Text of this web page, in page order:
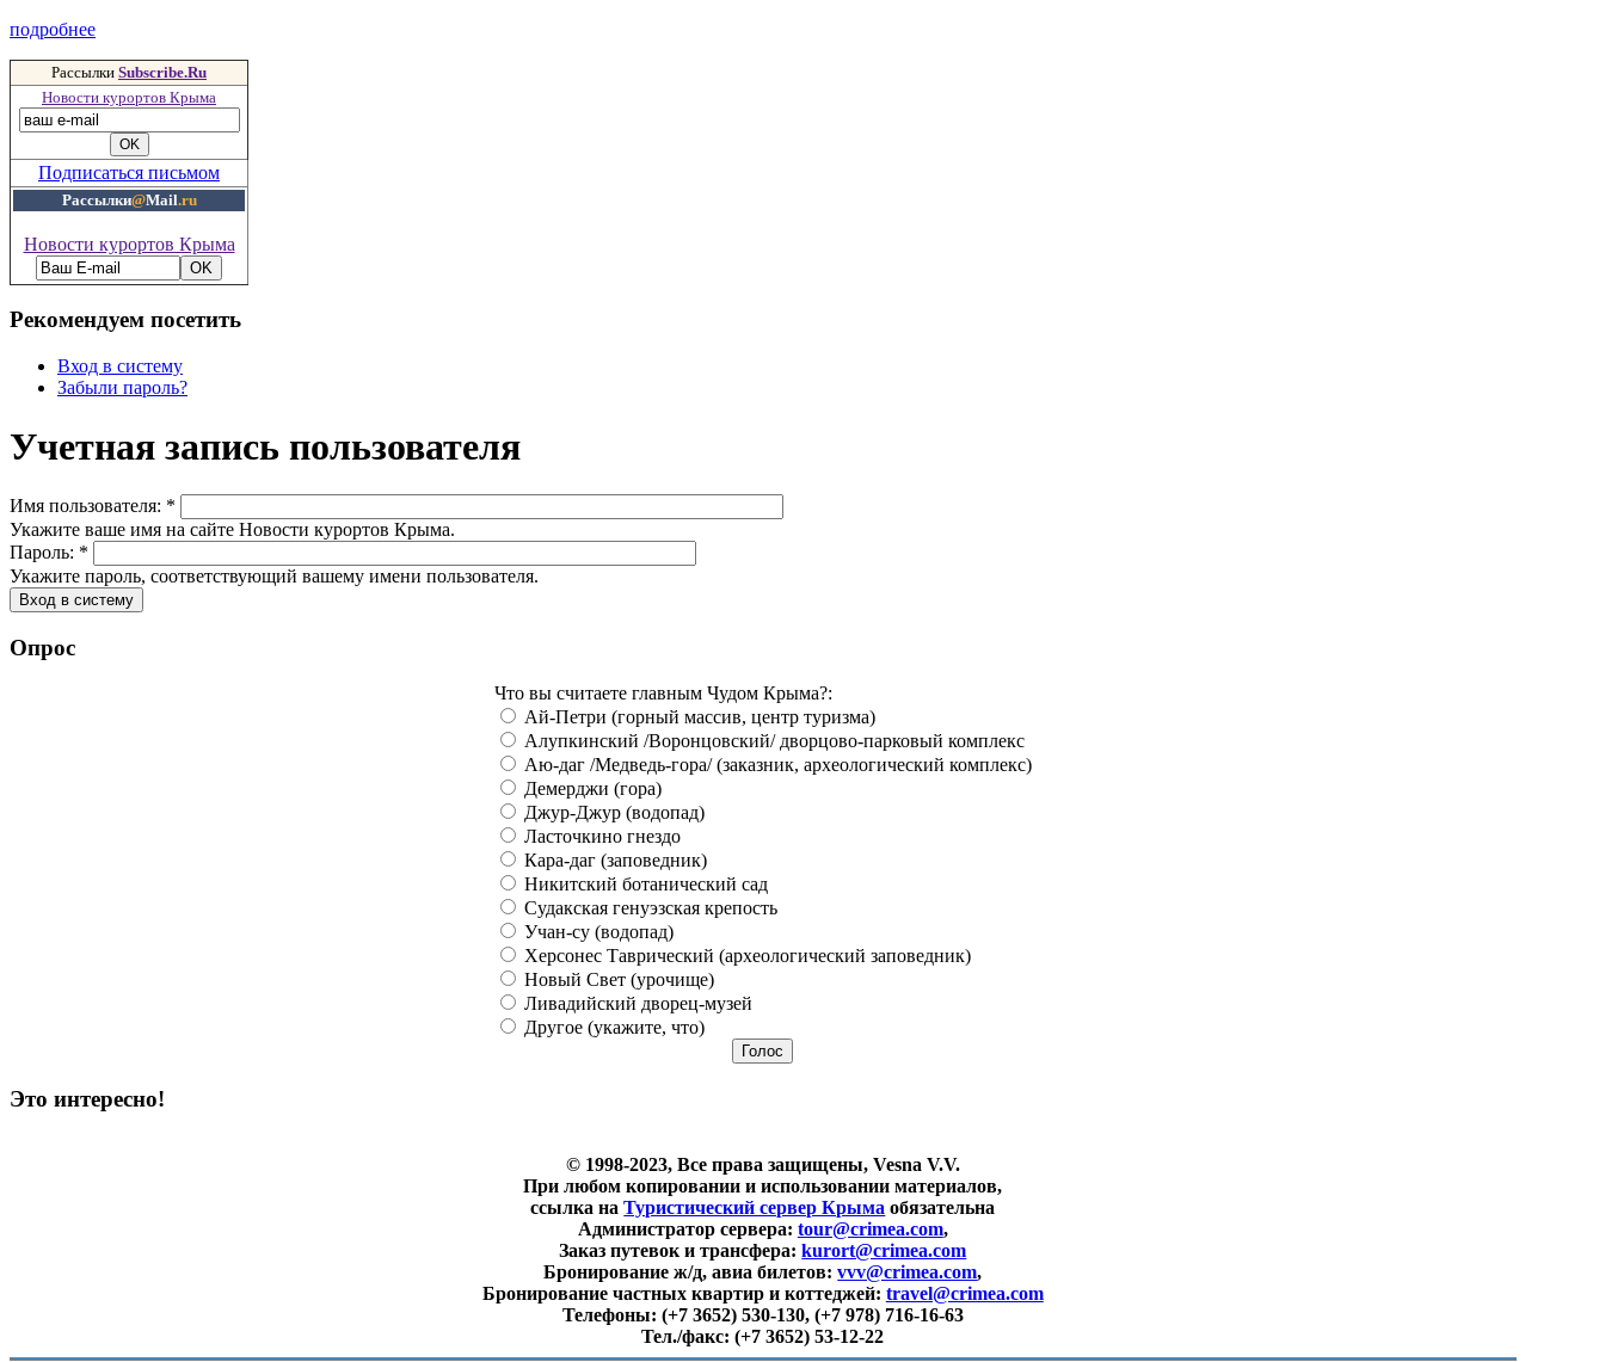
подробнее
Рассылки Subscribe.Ru
Новости курортов Крыма
Подписаться письмом
Рассылки@Mail.ru
Новости курортов Крыма
Рекомендуем посетить
Вход в систему
Забыли пароль?
Учетная запись пользователя
Имя пользователя: *
Укажите ваше имя на сайте Новости курортов Крыма.
Пароль: *
Укажите пароль, соответствующий вашему имени пользователя.
Опрос
Что вы считаете главным Чудом Крыма?:
Ай-Петри (горный массив, центр туризма)
Алупкинский /Воронцовский/ дворцово-парковый комплекс
Аю-даг /Медведь-гора/ (заказник, археологический комплекс)
Демерджи (гора)
Джур-Джур (водопад)
Ласточкино гнездо
Кара-даг (заповедник)
Никитский ботанический сад
Судакская генуэзская крепость
Учан-су (водопад)
Херсонес Таврический (археологический заповедник)
Новый Свет (урочище)
Ливадийский дворец-музей
Другое (укажите, что)
Это интересно!
© 1998-2023, Все права защищены, Vesna V.V.
При любом копировании и использовании материалов,
ссылка наТуристический сервер Крыма обязательна
Администратор сервера: tour@crimea.com,
Заказ путевок и трансфера:kurort@crimea.com
Бронирование ж/д, авиа билетов:vvv@crimea.com,
Бронирование частных квартир и коттеджей: travel@crimea.com
Телефоны: (+7 3652) 530-130, (+7 978) 716-16-63
Тел./факс:(+7 3652) 53-12-22